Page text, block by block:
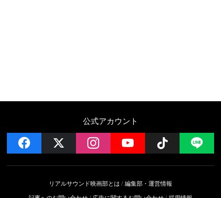
公式アカウント
facebook instagramYouTube Follow
リアルサウンド映画部とは
編集部・運営情報